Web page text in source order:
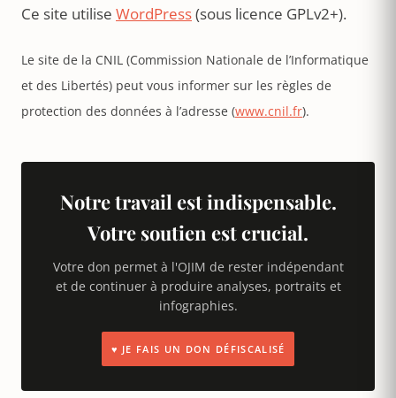
Ce site utilise WordPress(sous licence GPLv2+).
Le site de la CNIL (Commission Nationale de l’Informatique
et des Libertés) peut vous informer sur les règles de
protection des données à l’adresse (www.cnil.fr).
Notre travail est indispensable.
Votre soutien est crucial.
Votre don permet à l'OJIM de rester indépendant
et de continuer à produire analyses, portraits et
infographies.
♥ JE FAIS UN DON DÉFISCALISÉ